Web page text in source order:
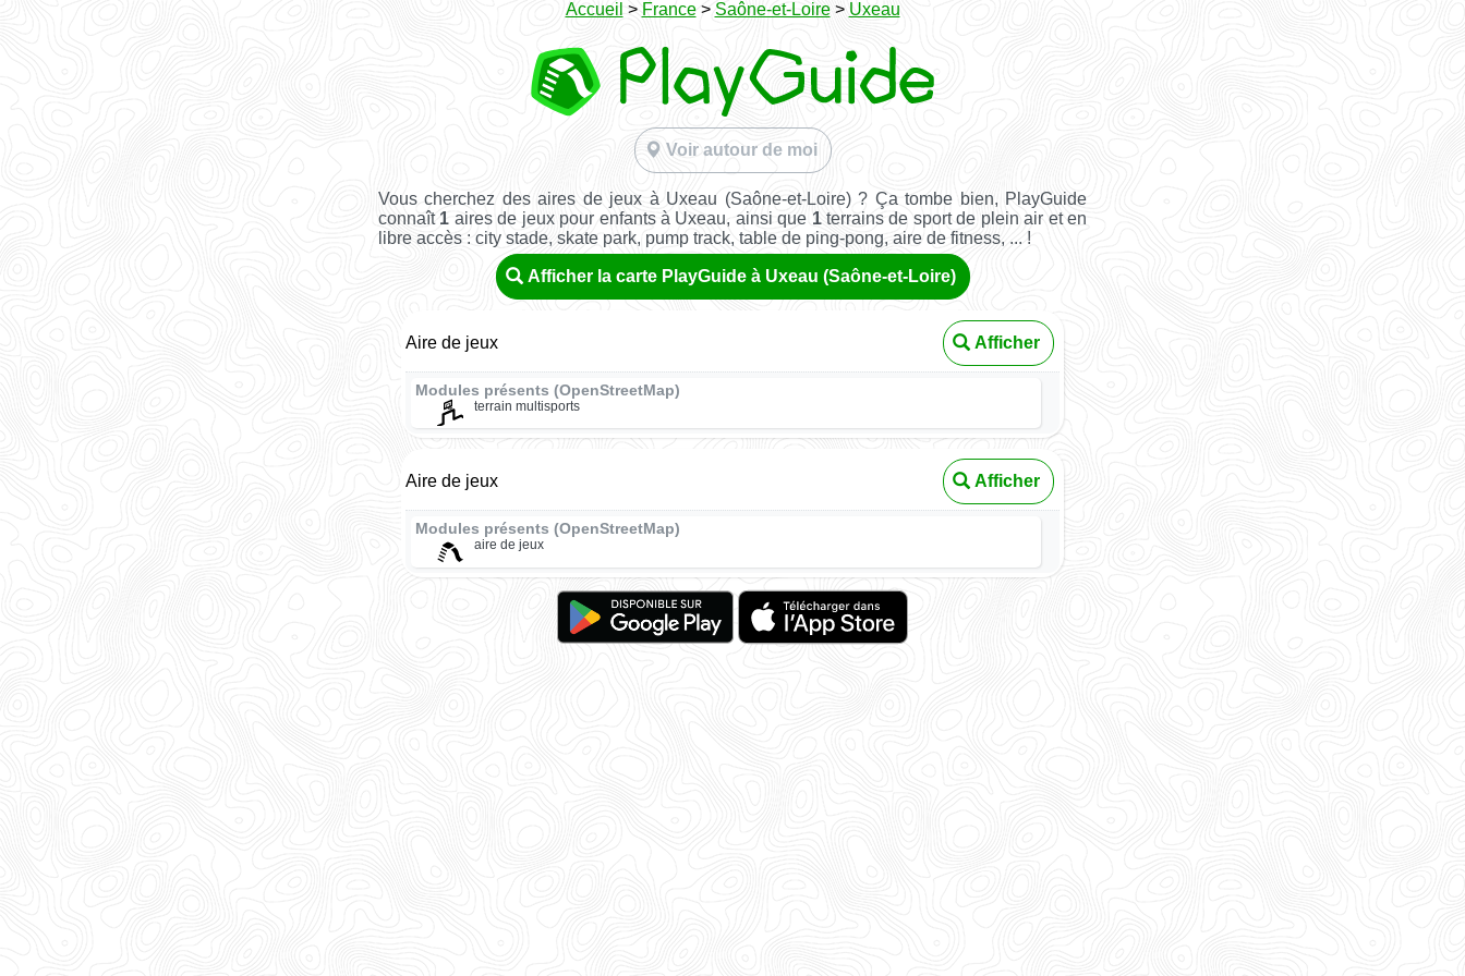
Accueil > France> Saône-et-Loire> Uxeau
Voir autour de moi
Vous cherchez des aires de jeux à Uxeau (Saône-et-Loire) ? Ça tombe bien, PlayGuide
connaît 1 aires de jeux pour enfants à Uxeau, ainsi que 1terrains de sport de plein air et en
libre accès : city stade, skate park, pump track, table de ping-pong, aire de fitness, ... !
Afficher la carte PlayGuide à Uxeau (Saône-et-Loire)
Aire de jeux Afficher
Modules présents (OpenStreetMap)
terrain multisports
Aire de jeux Afficher
Modules présents (OpenStreetMap)
aire de jeux